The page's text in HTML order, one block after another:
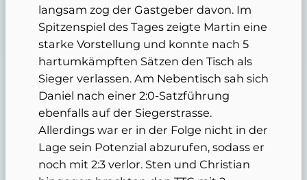
langsam zog der Gastgeber davon. Im
Spitzenspiel des Tages zeigte Martin eine
starke Vorstellung und konnte nach 5
hartumkämpften Sätzen den Tisch als
Sieger verlassen. Am Nebentisch sah sich
Daniel nach einer 2:0-Satzführung
ebenfalls auf der Siegerstrasse.
Allerdings war er in der Folge nicht in der
Lage sein Potenzial abzurufen, sodass er
noch mit 2:3 verlor. Sten und Christian